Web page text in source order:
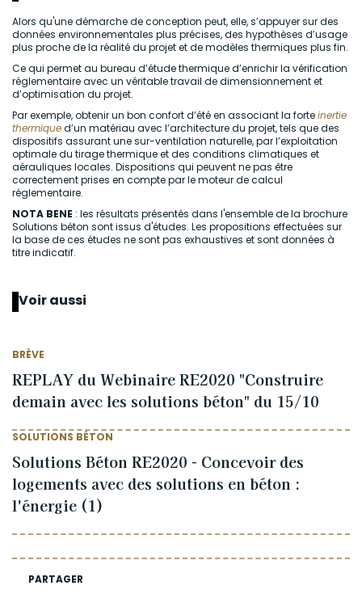
PARTAGER
Alors qu'une démarche de conception peut, elle, s’appuyer sur des
données environnementales plus précises, des hypothèses d’usage
plus proche de la réalité du projet et de modèles thermiques plus fin.
Ce qui permet au bureau d’étude thermique d’enrichir la vérification
réglementaire avec un véritable travail de dimensionnement et
d’optimisation du projet.
Par exemple, obtenir un bon confort d’été en associant la forteinertie
thermiqued’un matériau avec l’architecture du projet, tels que des
dispositifs assurant une sur-ventilation naturelle, par l’exploitation
optimale du tirage thermique et des conditions climatiques et
aérauliques locales. Dispositions qui peuvent ne pas être
correctement prises en compte par le moteur de calcul
réglementaire.
NOTA BENE : les résultats présentés dans l'ensemble de la brochure
Solutions béton sont issus d'études. Les propositions effectuées sur
la base de ces études ne sont pas exhaustives et sont données à
titre indicatif.
Voir aussi
BRÈVE
REPLAY du Webinaire RE2020 "Construire
demain avec les solutions béton" du 15/10
SOLUTIONS BÉTON
Solutions Béton RE2020 - Concevoir des
logements avec des solutions en béton :
l'énergie (1)